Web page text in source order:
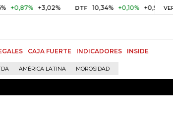
+3,02% DTF 10,34% +0,10% +0,98% UVR
CAJA FUERTE INDICADORES INSIDE
AMÉRICA LATINA MOROSIDAD